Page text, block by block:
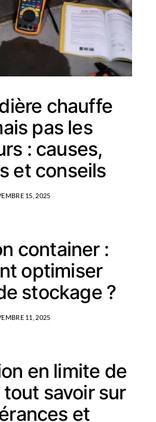
chauffe
pas les
: causes,
et conseils
15, 2025
container :
optimiser
stockage ?
11, 2025
en limite de
savoir sur
et